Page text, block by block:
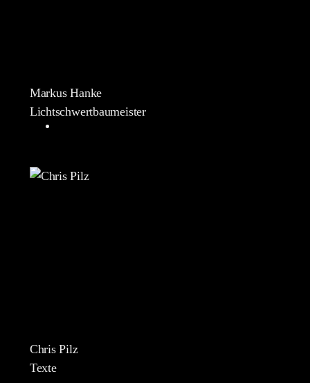
Markus Hanke
Lichtschwertbaumeister
Chris Pilz
Texte